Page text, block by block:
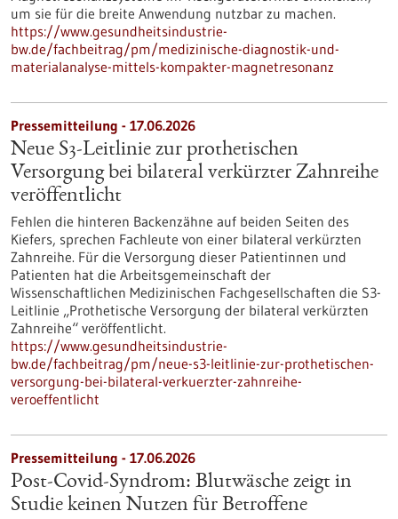
um sie für die breite Anwendung nutzbar zu machen.
https://www.gesundheitsindustrie-
bw.de/fachbeitrag/pm/medizinische-diagnostik-und-
materialanalyse-mittels-kompakter-magnetresonanz
Pressemitteilung - 17.06.2026
Neue S3-​Leitlinie zur prothetischen
Versorgung bei bilateral verkürzter Zahnreihe
veröffentlicht
Fehlen die hinteren Backenzähne auf beiden Seiten des
Kiefers, sprechen Fachleute von einer bilateral verkürzten
Zahnreihe. Für die Versorgung dieser Patientinnen und
Patienten hat die Arbeitsgemeinschaft der
Wissenschaftlichen Medizinischen Fachgesellschaften die S3-​
Leitlinie „Prothetische Versorgung der bilateral verkürzten
Zahnreihe“ veröffentlicht.
https://www.gesundheitsindustrie-
bw.de/fachbeitrag/pm/neue-s3-leitlinie-zur-prothetischen-
versorgung-bei-bilateral-verkuerzter-zahnreihe-
veroeffentlicht
Pressemitteilung - 17.06.2026
Post-Covid-Syndrom: Blutwäsche zeigt in
Studie keinen Nutzen für Betroffene